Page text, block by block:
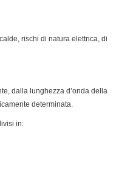
rischi di natura elettrica, di
dalla lunghezza d’onda della
determinata.
in: